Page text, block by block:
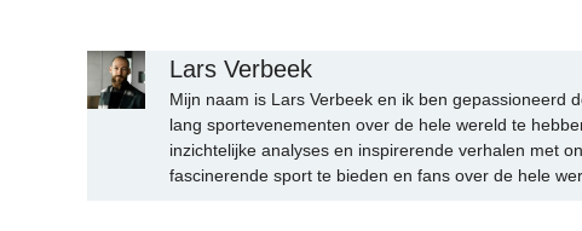
Lars Verbeek
Mijn naam is Lars Verbeek en ik ben gepassioneerd
lang sportevenementen over de hele wereld te
inzichtelijke analyses en inspirerende verhalen met
fascinerende sport te bieden en fans over de hele